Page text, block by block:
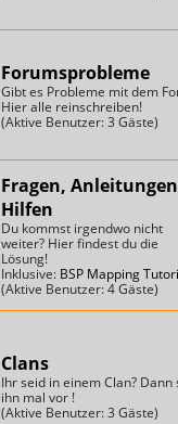
Forumsprobleme
Gibt es Probleme mit dem
Hier alle reinschreiben!
(Aktive Benutzer: 3 Gäste)
Fragen,
Hilfen
Du kommst irgendwo nicht
weiter? Hier findest du die
Lösung!
Inklusive: BSP Mapping
(Aktive Benutzer: 4 Gäste)
Clans
Ihr seid in einem Clan? Dann
ihn mal vor !
(Aktive Benutzer: 3 Gäste)